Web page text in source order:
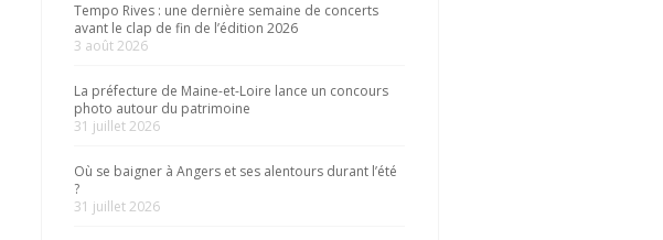
Tempo Rives : une dernière semaine de concerts
avant le clap de fin de l’édition 2026
3 août 2026
La préfecture de Maine-et-Loire lance un concours
photo autour du patrimoine
31 juillet 2026
Où se baigner à Angers et ses alentours durant l’été
?
31 juillet 2026